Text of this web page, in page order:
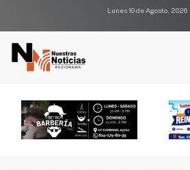
Lunes 10 de Agosto, 2026